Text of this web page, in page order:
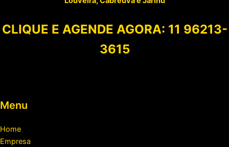
CLIQUE E AGENDE AGORA: 11 96213-
3615
Menu
Home
Empresa